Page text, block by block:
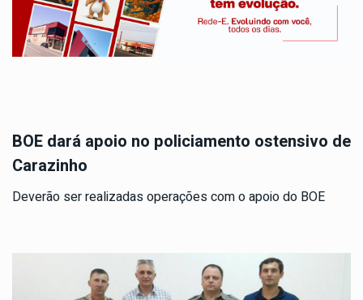
BOE dará apoio no policiamento ostensivo de
Carazinho
Deverão ser realizadas operações com o apoio do BOE